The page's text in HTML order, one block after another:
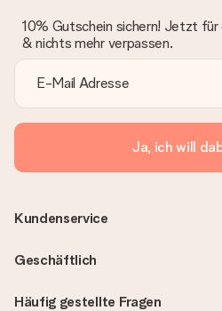
10% Gutschein sichern! Jetzt
& nichts mehr verpassen.
Ja, ich will
Häufig gestellte Fragen
Kundenservice
Geschäftlich